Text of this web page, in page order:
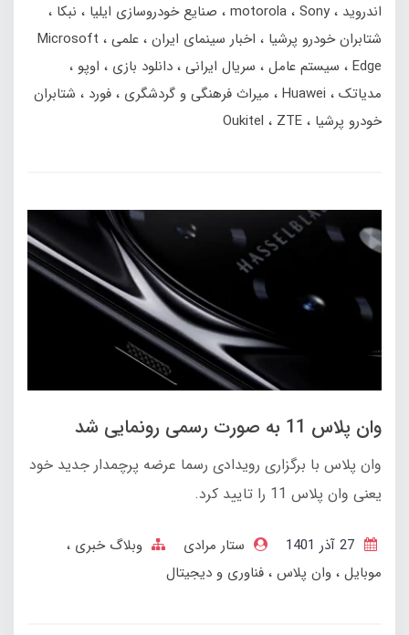
اندروید
motorola Sony صنایع خودروسازی ایلیا
نبکا
شتابران خودرو پرشیا
اخبار سینمای ایران علمی
Microsoft
Edge
سیستم عامل سریال ایرانی دانلود بازی
اوپو
مدیاتک
Huawei میراث فرهنگی و گردشگری فورد
شتابران
خودرو پرشیا
Oukitel ZTE
وان پلاس 11 به صورت رسمی رونمایی شد
وان پلاس با برگزاری رویدادی رسما عرضه پرچمدار جدید خود
یعنی وان پلاس 11 را تایید کرد.
ستار مرادی
وبلاگ خبری
موبایل وان پلاس فناوری و دیجیتال